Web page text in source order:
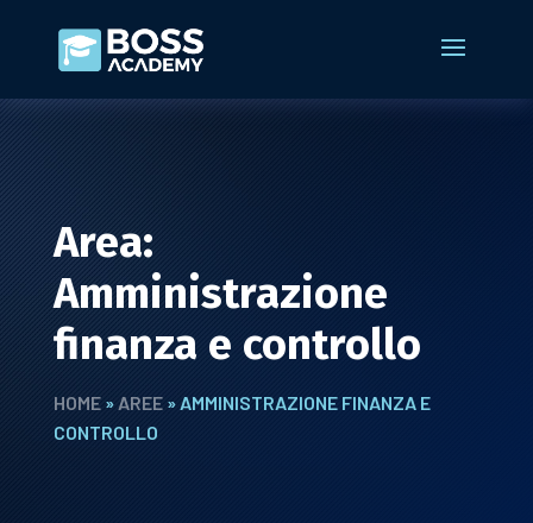
Area:
Amministrazione
finanza e controllo
HOME» AREE»AMMINISTRAZIONE FINANZA E
CONTROLLO